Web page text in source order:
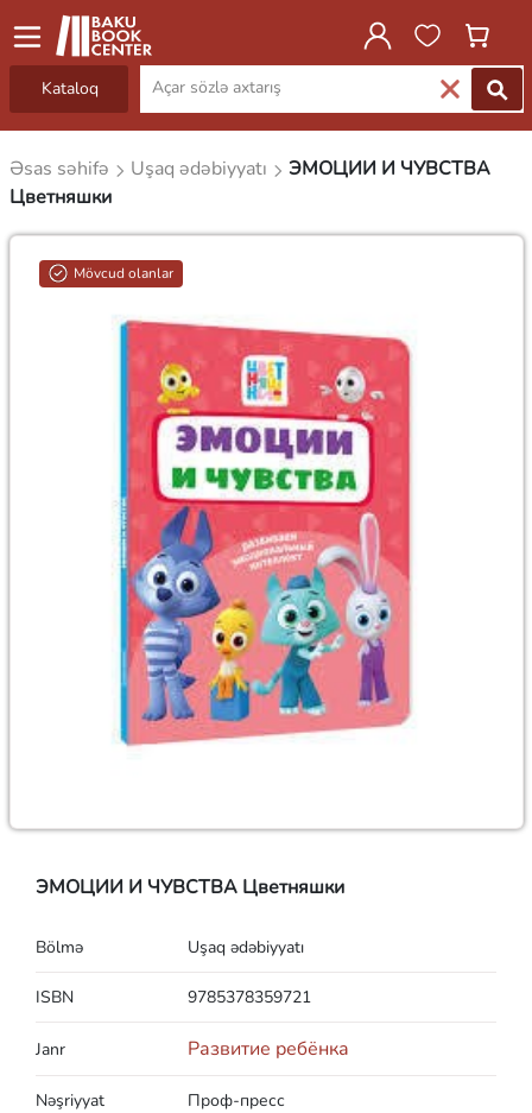
Kataloq
Əsas səhifə Uşaq ədəbiyyatı
ЭМОЦИИ И ЧУВСТВА
Цветняшки
Mövcud olanlar
ЭМОЦИИ И ЧУВСТВА Цветняшки
Bölmə Uşaq ədəbiyyatı
ISBN 9785378359721
Janr Развитие ребёнка
Nəşriyyat Проф-пресс